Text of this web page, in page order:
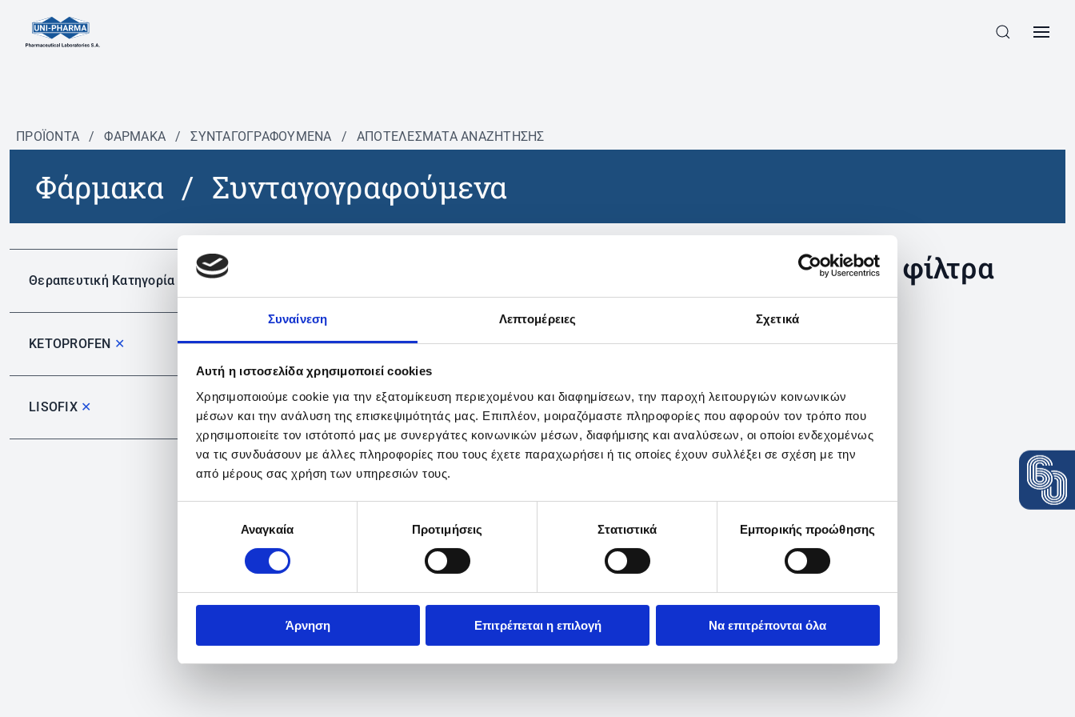
Συναίνεση Λεπτομέρειες Σχετικά
Αυτή η ιστοσελίδα χρησιμοποιεί cookies
Χρησιμοποιούμε cookie για την εξατομίκευση περιεχομένου και διαφημίσεων, την παροχή λειτουργιών κοινωνικών
μέσων και την ανάλυση της επισκεψιμότητάς μας. Επιπλέον, μοιραζόμαστε πληροφορίες που αφορούν τον τρόπο που
χρησιμοποιείτε τον ιστότοπό μας με συνεργάτες κοινωνικών μέσων, διαφήμισης και αναλύσεων, οι οποίοι ενδεχομένως
να τις συνδυάσουν με άλλες πληροφορίες που τους έχετε παραχωρήσει ή τις οποίες έχουν συλλέξει σε σχέση με την
από μέρους σας χρήση των υπηρεσιών τους.
συγκατάθεσηςΑναγκαία Προτιμήσεις Στατιστικά Εμπορικής προώθησης
Άρνηση Επιτρέπεται η επιλογή Να επιτρέπονται όλα
ΠΡΟΪΟΝΤΑ / ΦΆΡΜΑΚΑ / ΣΥΝΤΑΓΟΓΡΑΦΟΎΜΕΝΑ / ΑΠΟΤΕΛΕΣΜΑΤΑ ΑΝΑΖΗΤΗΣΗΣ
Φάρμακα / Συνταγογραφούμενα
Θεραπευτική Κατηγορία
KETOPROFEN ✕
LISOFIX ✕
Δεν βρέθηκαν προϊόντα με τα συγκεκριμένα φίλτρα